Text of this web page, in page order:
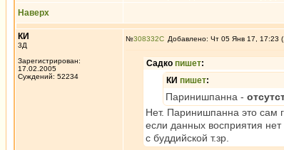
Наверх
КИ
3Д
Зарегистрирован:
17.02.2005
Суждений: 52234
№308332 Добавлено: Чт 05 Янв 17, 17:23
Садко пишет:
КИ пишет:
Паринишпанна -
Нет. Паринишпанна это сам
если данных восприятия
с буддийской т.зр.